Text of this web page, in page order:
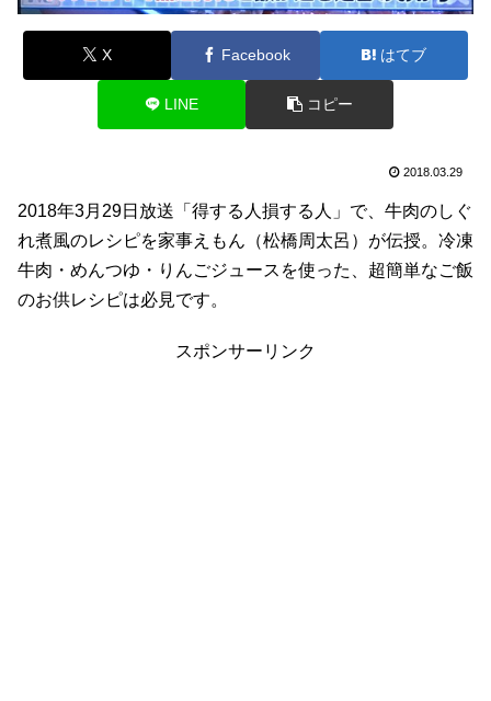
X Facebook はてブ
LINE コピー
2018.03.29
2018年3月29日放送「得する人損する人」で、牛肉のしぐ
れ煮風のレシピを家事えもん（松橋周太呂）が伝授。冷凍
牛肉・めんつゆ・りんごジュースを使った、超簡単なご飯
のお供レシピは必見です。
スポンサーリンク